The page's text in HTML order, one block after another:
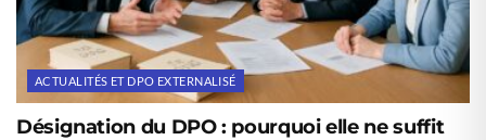
ACTUALITÉS ET DPO EXTERNALISÉ
Désignation du DPO : pourquoi elle ne suffit